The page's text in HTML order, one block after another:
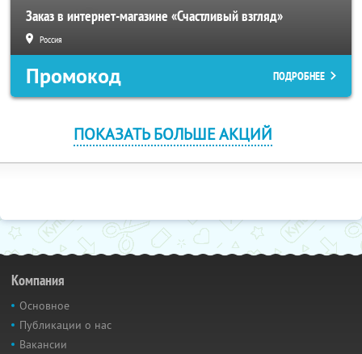
Заказ в интернет-магазине «Счастливый взгляд»
Россия
Промокод ПОДРОБНЕЕ
ПОКАЗАТЬ БОЛЬШЕ АКЦИЙ
Компания
Основное
Публикации о нас
Вакансии